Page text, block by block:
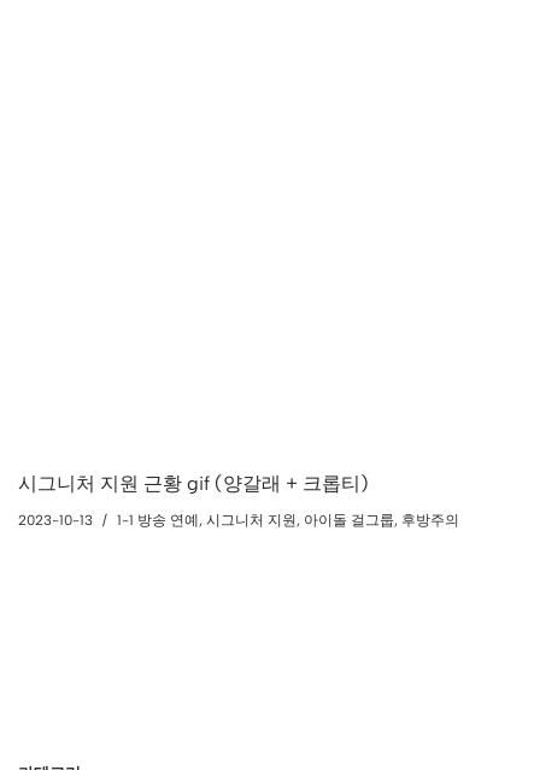
시그니처 지원 근황 gif (양갈래 + 크롭티)
2023-10-13 1-1 방송 연예, 시그니처 지원, 아이돌 걸그룹, 후방주의